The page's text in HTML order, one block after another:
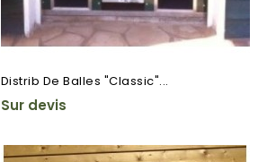
Distrib De Balles "Classic"...
Sur devis